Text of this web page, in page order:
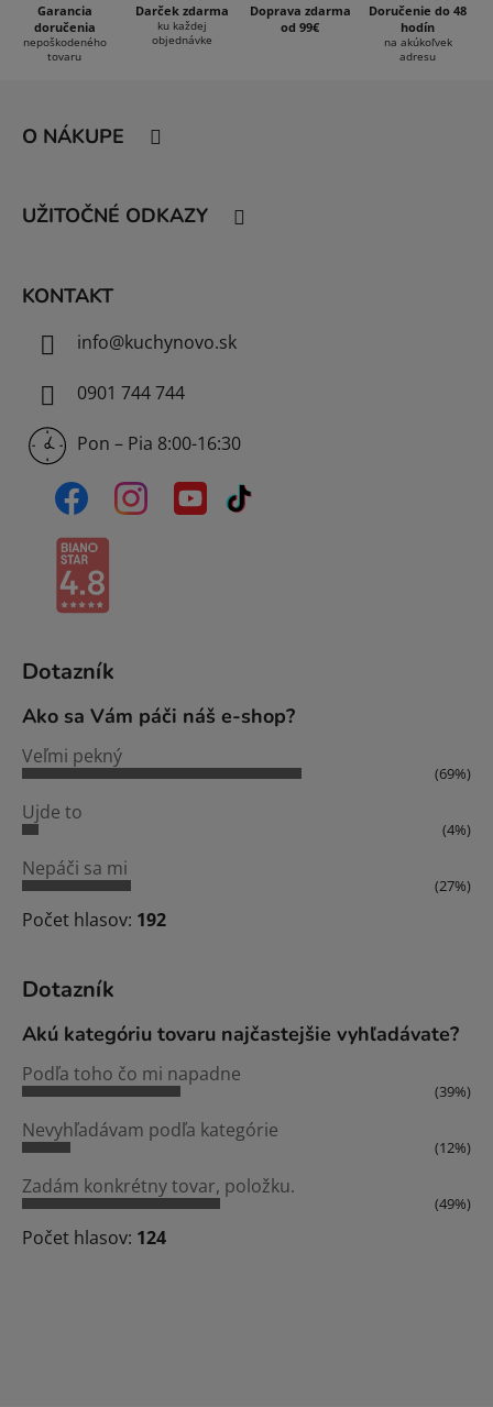
u
Garancia
doručenia
nepoškodeného
tovaru
Darček zdarma
ku každej
objednávke
Doprava zdarma
od 99€
Doručenie do 48
hodín
na akúkoľvek
adresu
O NÁKUPE
UŽITOČNÉ ODKAZY
KONTAKT
info@kuchynovo.sk
0901 744 744
Pon – Pia 8:00-16:30
Dotazník
Ako sa Vám páči náš e-shop?
Veľmi pekný
(69%)
Ujde to
(4%)
Nepáči sa mi
(27%)
Počet hlasov: 192
Dotazník
Akú kategóriu tovaru najčastejšie vyhľadávate?
Podľa toho čo mi napadne
(39%)
Nevyhľadávam podľa kategórie
(12%)
Zadám konkrétny tovar, položku.
(49%)
Počet hlasov: 124